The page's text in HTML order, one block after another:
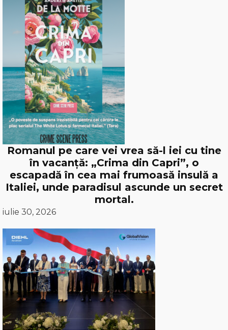
Romanul pe care vei vrea să-l iei cu tine
în vacanță: „Crima din Capri”, o
escapadă în cea mai frumoasă insulă a
Italiei, unde paradisul ascunde un secret
mortal.
iulie 30, 2026